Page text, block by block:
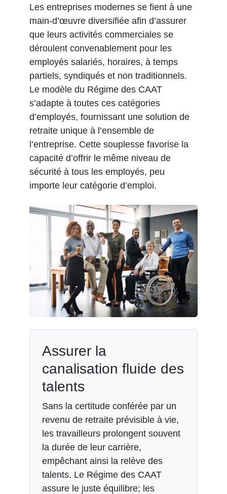
Les entreprises modernes se fient à une
main-d’œuvre diversifiée afin d’assurer
que leurs activités commerciales se
déroulent convenablement pour les
employés salariés, horaires, à temps
partiels, syndiqués et non traditionnels.
Le modèle du Régime des CAAT
s’adapte à toutes ces catégories
d’employés, fournissant une solution de
retraite unique à l’ensemble de
l’entreprise. Cette souplesse favorise la
capacité d’offrir le même niveau de
sécurité à tous les employés, peu
importe leur catégorie d’emploi.
Assurer la
canalisation fluide des
talents
Sans la certitude conférée par un
revenu de retraite prévisible à vie,
les travailleurs prolongent souvent
la durée de leur carrière,
empêchant ainsi la relève des
talents. Le Régime des CAAT
assure le juste équilibre; les